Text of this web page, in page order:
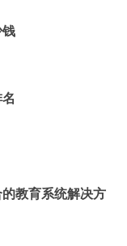
教育系统解决方